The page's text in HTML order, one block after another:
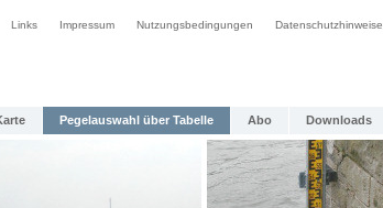
Links Impressum Nutzungsbedingungen Datenschutzhinweise
Pegelauswahl über Tabelle Abo Downloads